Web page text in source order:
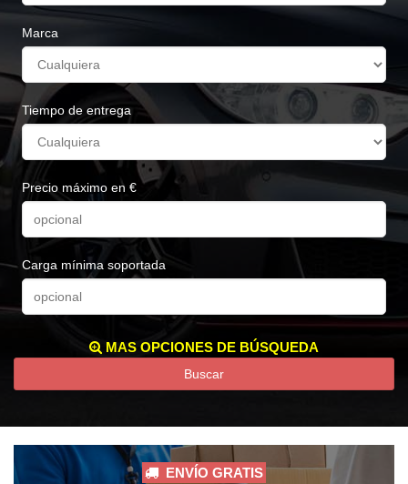
Marca
Tiempo de entrega
Precio máximo en €
Carga mínima soportada
MAS OPCIONES DE BÚSQUEDA
Buscar
ENVÍO GRATIS